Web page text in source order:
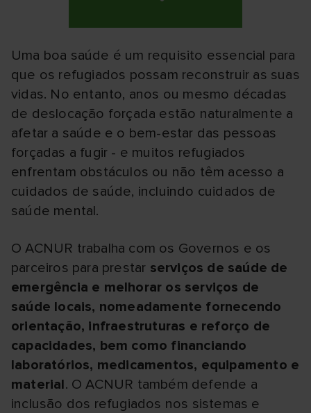
Uma boa saúde é um requisito essencial para
que os refugiados possam reconstruir as suas
vidas. No entanto, anos ou mesmo décadas
de deslocação forçada estão naturalmente a
afetar a saúde e o bem-estar das pessoas
forçadas a fugir - e muitos refugiados
enfrentam obstáculos ou não têm acesso a
cuidados de saúde, incluindo cuidados de
saúde mental.
O ACNUR trabalha com os Governos e os
parceiros para prestar serviços de saúde de
emergência e melhorar os serviços de
saúde locais, nomeadamente fornecendo
orientação, infraestruturas e reforço de
capacidades, bem como financiando
laboratórios, medicamentos, equipamento e
material. O ACNUR também defende a
inclusão dos refugiados nos sistemas e